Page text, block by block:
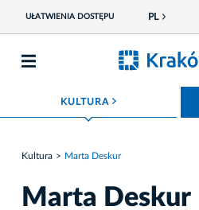
UŁATWIENIA DOSTĘPU PL
KULTURA ROZWIŃ MENU
Kultura Marta Deskur
Marta Deskur